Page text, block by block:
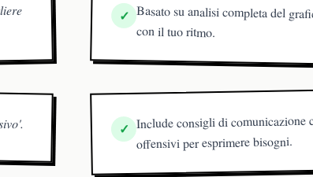
✓ Basato su analisi completa del
con il tuo ritmo.
✓ Include consigli di comunicazione
offensivi per esprimere bisogni.